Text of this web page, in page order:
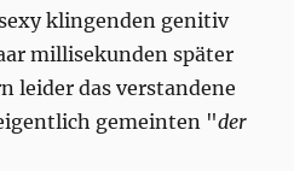
klingenden genitiv
millisekunden später
leider das verstandene
gemeinten "der